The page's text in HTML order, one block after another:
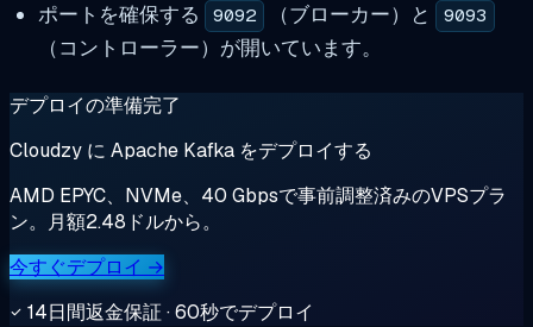
ポートを確保する 9092 （ブローカー）と 9093
（コントローラー）が開いています。
デプロイの準備完了
Cloudzy に Apache Kafka をデプロイする
AMD EPYC、NVMe、40 Gbpsで事前調整済みのVPSプラ
ン。月額2.48ドルから。
今すぐデプロイ →
14日間返金保証 · 60秒でデプロイ